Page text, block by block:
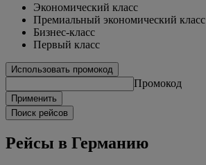
Экономический класс
Премиальный экономический класс
Бизнес-класс
Первый класс
Использовать промокод
Промокод
Применить
Поиск рейсов
Рейсы в Германию